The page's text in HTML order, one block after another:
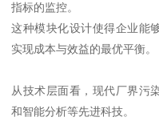
指标的监控。
这种模块化设计使得企业能
实现成本与效益的最优平衡。
从技术层面看，现代厂界污
和智能分析等先进科技。